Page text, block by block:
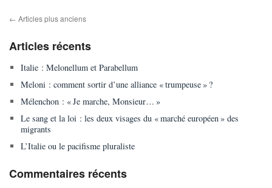
← Articles plus anciens
Articles récents
Italie : Melonellum et Parabellum
Meloni : comment sortir d’une alliance « trumpeuse » ?
Mélenchon : « Je marche, Monsieur… »
Le sang et la loi : les deux visages du « marché européen » des
migrants
L’Italie ou le pacifisme pluraliste
Commentaires récents